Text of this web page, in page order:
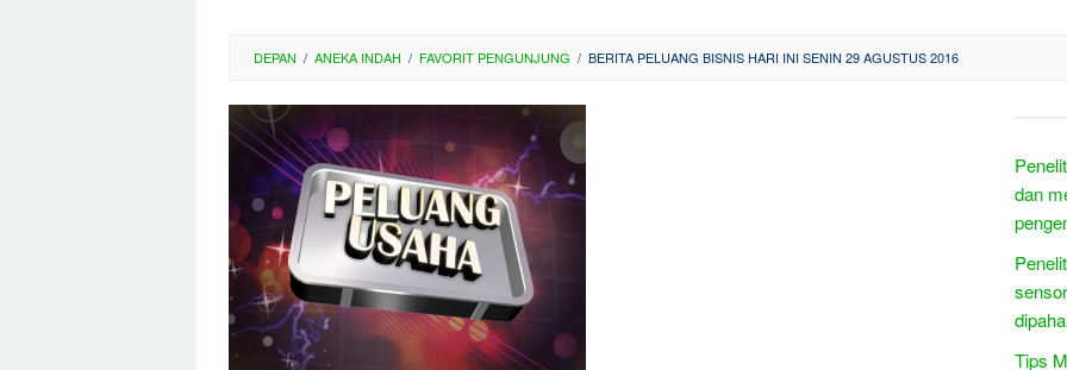
DEPAN / ANEKA INDAH / FAVORIT PENGUNJUNG / BERITA PELUANG BISNIS HARI INI SENIN 29 AGUSTUS 2016
dan
Tips